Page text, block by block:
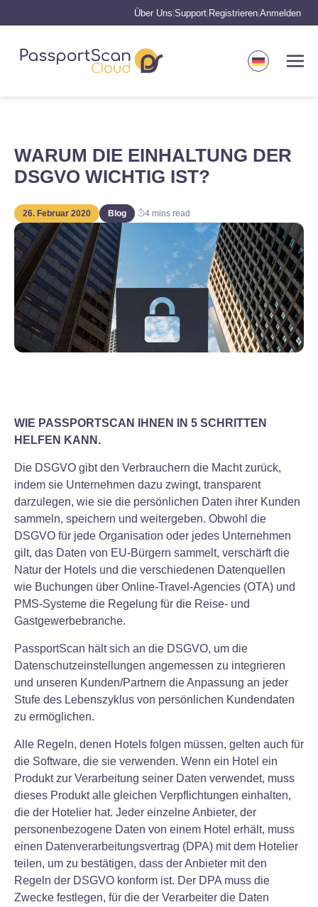
Über Uns Support Registrieren Anmelden
WARUM DIE EINHALTUNG DER
DSGVO WICHTIG IST?
26. Februar 2020 Blog 4 mins read
WIE PASSPORTSCAN IHNEN IN 5 SCHRITTEN
HELFEN KANN.
Die DSGVO gibt den Verbrauchern die Macht zurück,
indem sie Unternehmen dazu zwingt, transparent
darzulegen, wie sie die persönlichen Daten ihrer Kunden
sammeln, speichern und weitergeben. Obwohl die
DSGVO für jede Organisation oder jedes Unternehmen
gilt, das Daten von EU-Bürgern sammelt, verschärft die
Natur der Hotels und die verschiedenen Datenquellen
wie Buchungen über Online-Travel-Agencies (OTA) und
PMS-Systeme die Regelung für die Reise- und
Gastgewerbebranche.
PassportScan hält sich an die DSGVO, um die
Datenschutzeinstellungen angemessen zu integrieren
und unseren Kunden/Partnern die Anpassung an jeder
Stufe des Lebenszyklus von persönlichen Kundendaten
zu ermöglichen.
Alle Regeln, denen Hotels folgen müssen, gelten auch für
die Software, die sie verwenden. Wenn ein Hotel ein
Produkt zur Verarbeitung seiner Daten verwendet, muss
dieses Produkt alle gleichen Verpflichtungen einhalten,
die der Hotelier hat. Jeder einzelne Anbieter, der
personenbezogene Daten von einem Hotel erhält, muss
einen Datenverarbeitungsvertrag (DPA) mit dem Hotelier
teilen, um zu bestätigen, dass der Anbieter mit den
Regeln der DSGVO konform ist. Der DPA muss die
Zwecke festlegen, für die der Verarbeiter die Daten